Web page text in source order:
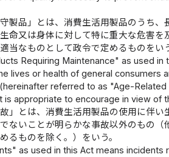
製品」とは、消費生活用製品のうち
命又は身体に対して特に重大な危害
当なものとして政令で定めるものをい
Requiring Maintenance" as used
lives or health of general
referred to as "Age-
is appropriate to encourage in view of
」とは、消費生活用製品の使用に伴
ないことが明らかな事故以外のもの
るものを除く。）をいう。
as used in this Act means